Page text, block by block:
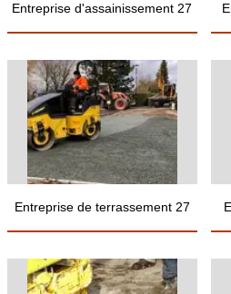
Entreprise d'assainissement 27
Entreprise de terrassement 27